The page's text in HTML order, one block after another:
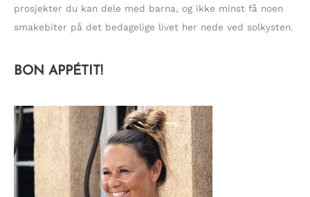
prosjekter du kan dele med barna, og ikke minst få noen
smakebiter på det bedagelige livet her nede ved solkysten.
BON APPÉTIT!